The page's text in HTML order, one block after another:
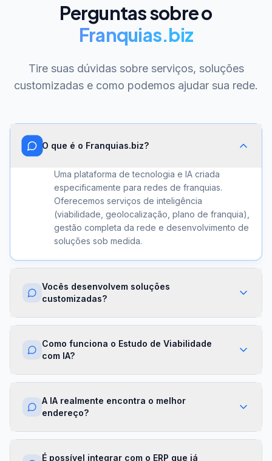
Perguntas sobre o
Franquias.biz
Tire suas dúvidas sobre serviços, soluções
customizadas e como podemos ajudar sua rede.
O que é o Franquias.biz?
Uma plataforma de tecnologia e IA criada
especificamente para redes de franquias.
Oferecemos serviços de inteligência
(viabilidade, geolocalização, plano de franquia),
gestão completa da rede e desenvolvimento de
soluções sob medida.
Vocês desenvolvem soluções
customizadas?
Sim. Além dos módulos prontos, criamos
algoritmos proprietários e APIs sob demanda.
sua franqueadora.
Como funciona o Estudo de Viabilidade
com IA?
Nossa IA cruza dados de mercado,
financeiras para gerar um score de viabilidade
por região. Você recebe um relatório completo
com recomendações em minutos.
A IA realmente encontra o melhor
endereço?
Sim. O módulo de Geolocalização cruza fluxo
É possível integrar com o ERP que já